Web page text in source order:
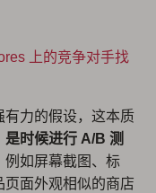
上的竞争对手找
有力的假设，这本质
是时候进行 A/B 测
例如屏幕截图、标
面外观相似的商店